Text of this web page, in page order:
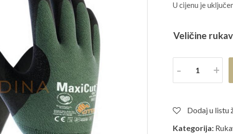
U cijenu je
Veličine
Količina
Dodaj u listu
Kategorija: